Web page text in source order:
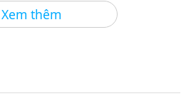
Xem thêm2024-04-03 4395